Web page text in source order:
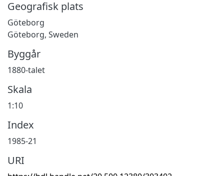
Geografisk plats
Göteborg
Göteborg, Sweden
Byggår
1880-talet
Skala
1:10
Index
1985-21
URI